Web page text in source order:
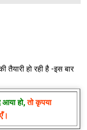
हो रही है -इस बार
आया हो,तो कृपया